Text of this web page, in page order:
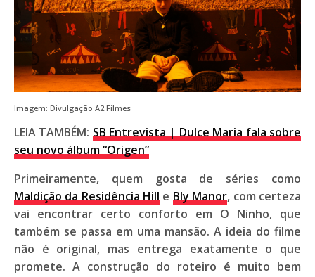
Imagem: Divulgação A2 Filmes
LEIA TAMBÉM: SB Entrevista | Dulce Maria fala sobre
seu novo álbum “Origen”
Primeiramente, quem gosta de séries como
Maldição da Residência Hill e Bly Manor, com certeza
vai encontrar certo conforto em O Ninho, que
também se passa em uma mansão. A ideia do filme
não é original, mas entrega exatamente o que
promete. A construção do roteiro é muito bem